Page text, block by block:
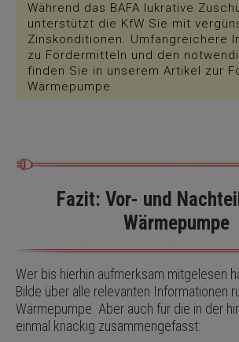
Während das BAFA lukrative
unterstützt die KfW Sie mit
Zinskonditionen. Umfangreichere
zu Fördermitteln und den
finden Sie in unserem Artikel zur
Wärmepumpe.
Fazit: Vor- und
Wärmepumpe
Wer bis hierhin aufmerksam mitgelesen
Bilde über alle relevanten Informationen
Wärmepumpe. Aber auch für die in der
einmal knackig zusammengefasst: